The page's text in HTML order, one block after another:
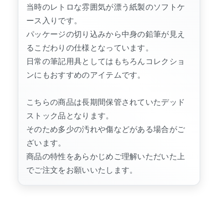
当時のレトロな雰囲気が漂う紙製のソフトケ
ース入りです。
パッケージの切り込みから中身の鉛筆が見え
るこだわりの仕様となっています。
日常の筆記用具としてはもちろんコレクショ
ンにもおすすめのアイテムです。
こちらの商品は長期間保管されていたデッド
ストック品となります。
そのため多少の汚れや傷などがある場合がご
ざいます。
商品の特性をあらかじめご理解いただいた上
でご注文をお願いいたします。